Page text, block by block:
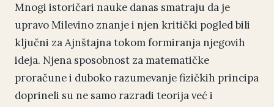
Mnogi istoričari nauke danas smatraju da je
upravo Milevino znanje i njen kritički pogled bili
ključni za Ajnštajna tokom formiranja njegovih
ideja. Njena sposobnost za matematičke
proračune i duboko razumevanje fizičkih principa
doprineli su ne samo razradi teorija već i